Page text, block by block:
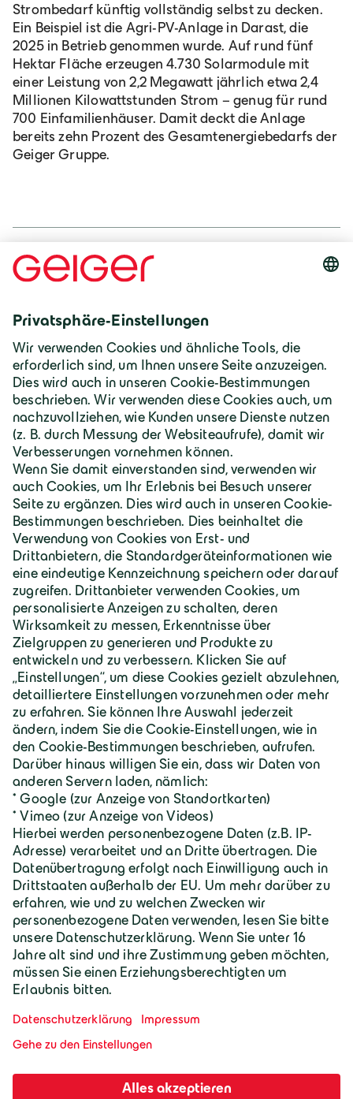
Geiger Pressestelle
presse@geigergruppe.de
Download Foto
JPG
Strombedarf künftig vollständig selbst zu decken.
Ein Beispiel ist die Agri-PV-Anlage in Darast, die
2025 in Betrieb genommen wurde. Auf rund fünf
Hektar Fläche erzeugen 4.730 Solarmodule mit
einer Leistung von 2,2 Megawatt jährlich etwa 2,4
Millionen Kilowattstunden Strom – genug für rund
700 Einfamilienhäuser. Damit deckt die Anlage
bereits zehn Prozent des Gesamtenergiebedarfs der
Geiger Gruppe.
Deutschland | Deutsch
Geiger Gruppe
Über Geiger
Karriere
Geiger Gruppe
Wilhelm-Geiger-Straße 1
87561 Oberstdorf
+49 8322 18 0
info@geigergruppe.de
Darf ich mich vorstellen, ich bin der
Fragen und Anliegen.